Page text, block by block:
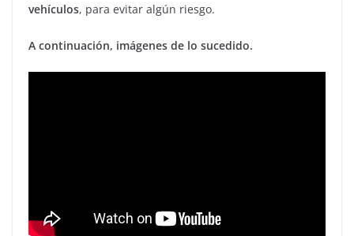
vehículos, para evitar algún riesgo.
A continuación, imágenes de lo sucedido.